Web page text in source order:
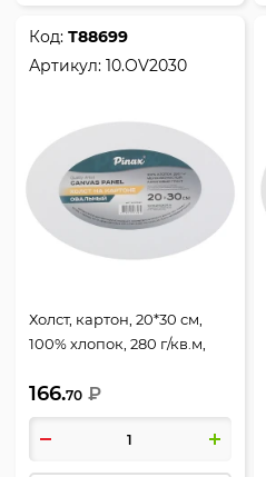
Код:Т88699
Артикул:10.OV2030
Холст, картон, 20*30 см,
100% хлопок, 280 г/кв.м,
10.OV2030
166.70 ₽